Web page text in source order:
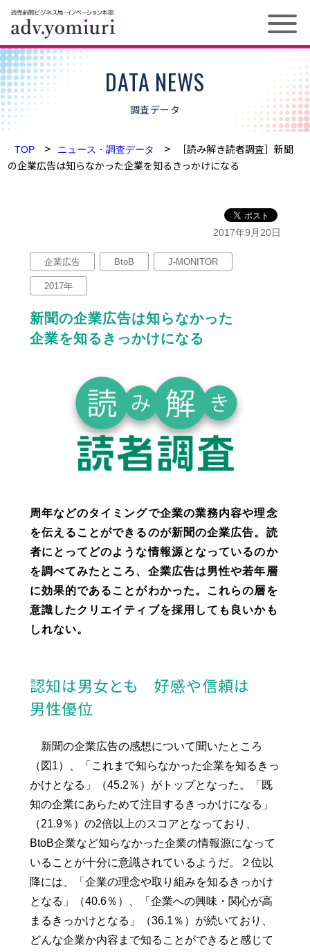
ソリューション
メディア
雑誌
ニュース
調査データ
読売新聞
CASE STUDY BOOK
読売KODOMO新聞
読売中高生新聞
marie claire
各種デジタル広告
ENGLISH site
ニュースレター登録
取引広告会社ページ
DATA NEWS
調査データ
TOP > ニュース・調査データ >
［読み解き読者調査］新聞
の企業広告は知らなかった企業を知るきっかけになる
2017年9月20日
企業広告 BtoB J-MONITOR
2017年
新聞の企業広告は知らなかった
企業を知るきっかけになる
周年などのタイミングで企業の業務内容や理念
を伝えることができるのが新聞の企業広告。読
者にとってどのような情報源となっているのか
を調べてみたところ、企業広告は男性や若年層
に効果的であることがわかった。これらの層を
意識したクリエイティブを採用しても良いかも
しれない。
認知は男女とも 好感や信頼は
男性優位
新聞の企業広告の感想について聞いたところ
（図1）、「これまで知らなかった企業を知るきっ
かけとなる」（45.2％）がトップとなった。「既
知の企業にあらためて注目するきっかけになる」
（21.9％）の2倍以上のスコアとなっており、
BtoB企業など知らなかった企業の情報源になって
いることが十分に意識されているようだ。２位以
降には、「企業の理念や取り組みを知るきっかけ
となる」（40.6％）、「企業への興味・関心が高
まるきっかけとなる」（36.1％）が続いており、
どんな企業か内容まで知ることができると感じて